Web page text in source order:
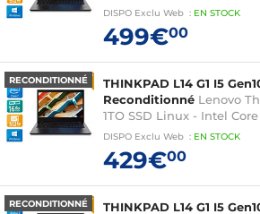
GHz - 14" - Intel UHD
USB-C - Ethernet - HDMI
DISPO Exclu Web : EN STOCK
499€00
RECONDITIONNÉ
THINKPAD L14 G1 I5
Reconditionné Lenovo
1TO SSD Linux - Intel Core
- Intel UHD Graphics - 2x
Ethernet - HDMI
DISPO Exclu Web : EN STOCK
429€00
RECONDITIONNÉ
THINKPAD L14 G1 I5